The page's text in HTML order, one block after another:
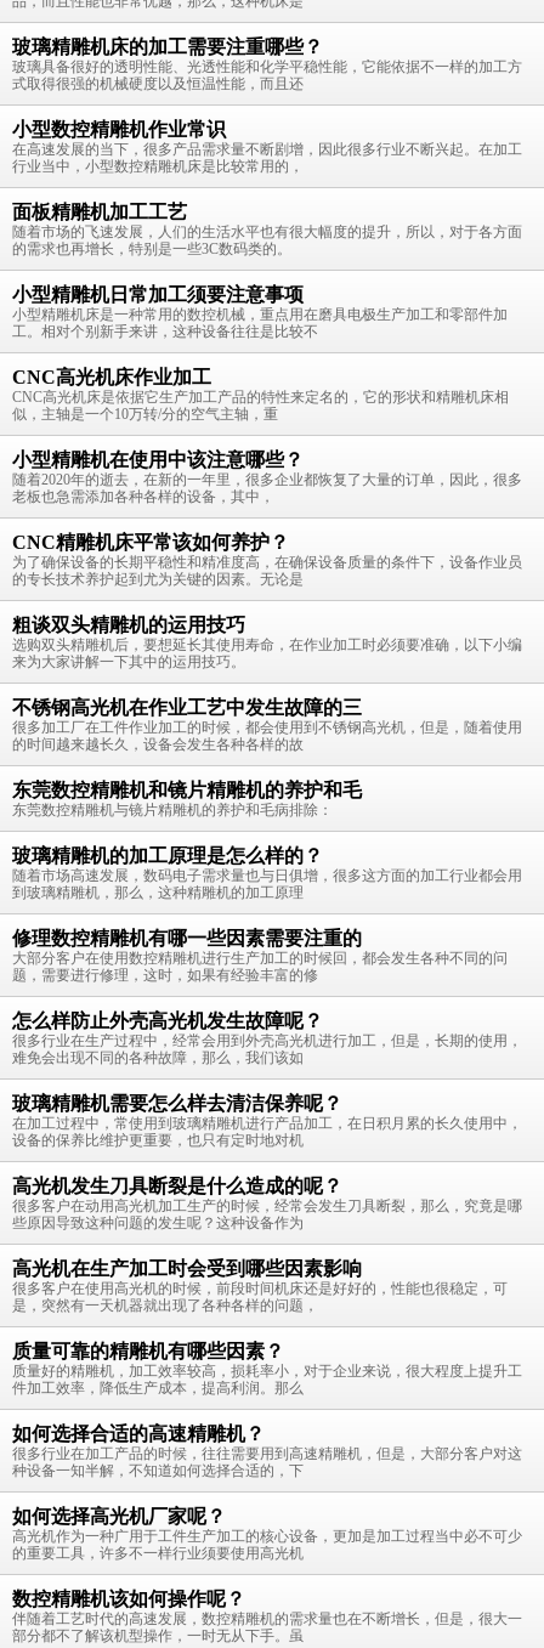
玻璃精雕机床的加工需要注重哪些？
玻璃具备很好的透明性能、光透性能和化学平稳性能，它能依据不一样的加工方
式取得很强的机械硬度以及恒温性能，而且还
小型数控精雕机作业常识
在高速发展的当下，很多产品需求量不断剧增，因此很多行业不断兴起。在加工
行业当中，小型数控精雕机床是比较常用的，
面板精雕机加工工艺
随着市场的飞速发展，人们的生活水平也有很大幅度的提升，所以，对于各方面
的需求也再增长，特别是一些3C数码类的。
小型精雕机日常加工须要注意事项
小型精雕机床是一种常用的数控机械，重点用在磨具电极生产加工和零部件加
工。相对个别新手来讲，这种设备往往是比较不
CNC高光机床作业加工
CNC高光机床是依据它生产加工产品的特性来定名的，它的形状和精雕机床相
似，主轴是一个10万转/分的空气主轴，重
小型精雕机在使用中该注意哪些？
随着2020年的逝去，在新的一年里，很多企业都恢复了大量的订单，因此，很多
老板也急需添加各种各样的设备，其中，
CNC精雕机床平常该如何养护？
为了确保设备的长期平稳性和精准度高，在确保设备质量的条件下，设备作业员
的专长技术养护起到尤为关键的因素。无论是
粗谈双头精雕机的运用技巧
选购双头精雕机后，要想延长其使用寿命，在作业加工时必须要准确，以下小编
来为大家讲解一下其中的运用技巧。
不锈钢高光机在作业工艺中发生故障的三
很多加工厂在工件作业加工的时候，都会使用到不锈钢高光机，但是，随着使用
的时间越来越长久，设备会发生各种各样的故
东莞数控精雕机和镜片精雕机的养护和毛
东莞数控精雕机与镜片精雕机的养护和毛病排除：
玻璃精雕机的加工原理是怎么样的？
随着市场高速发展，数码电子需求量也与日俱增，很多这方面的加工行业都会用
到玻璃精雕机，那么，这种精雕机的加工原理
修理数控精雕机有哪一些因素需要注重的
大部分客户在使用数控精雕机进行生产加工的时候回，都会发生各种不同的问
题，需要进行修理，这时，如果有经验丰富的修
怎么样防止外壳高光机发生故障呢？
很多行业在生产过程中，经常会用到外壳高光机进行加工，但是，长期的使用，
难免会出现不同的各种故障，那么，我们该如
玻璃精雕机需要怎么样去清洁保养呢？
在加工过程中，常使用到玻璃精雕机进行产品加工，在日积月累的长久使用中，
设备的保养比维护更重要，也只有定时地对机
高光机发生刀具断裂是什么造成的呢？
很多客户在动用高光机加工生产的时候，经常会发生刀具断裂，那么，究竟是哪
些原因导致这种问题的发生呢？这种设备作为
高光机在生产加工时会受到哪些因素影响
很多客户在使用高光机的时候，前段时间机床还是好好的，性能也很稳定，可
是，突然有一天机器就出现了各种各样的问题，
质量可靠的精雕机有哪些因素？
质量好的精雕机，加工效率较高，损耗率小，对于企业来说，很大程度上提升工
件加工效率，降低生产成本，提高利润。那么
如何选择合适的高速精雕机？
很多行业在加工产品的时候，往往需要用到高速精雕机，但是，大部分客户对这
种设备一知半解，不知道如何选择合适的，下
如何选择高光机厂家呢？
高光机作为一种广用于工件生产加工的核心设备，更加是加工过程当中必不可少
的重要工具，许多不一样行业须要使用高光机
数控精雕机该如何操作呢？
伴随着工艺时代的高速发展，数控精雕机的需求量也在不断增长，但是，很大一
部分都不了解该机型操作，一时无从下手。虽